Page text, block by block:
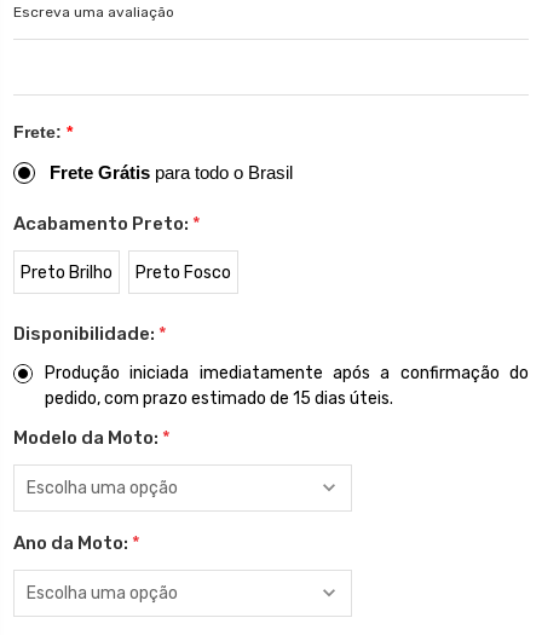
Escreva uma avaliação
Frete: *
Frete Grátis para todo o Brasil
Acabamento Preto: *
Preto Brilho Preto Fosco
Disponibilidade: *
Produção iniciada imediatamente após a confirmação do
pedido, com prazo estimado de 15 dias úteis.
Modelo da Moto: *
Ano da Moto: *